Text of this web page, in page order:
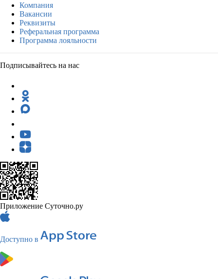
Компания
Вакансии
Реквизиты
Реферальная программа
Программа лояльности
Подписывайтесь на нас
Приложение Суточно.ру
Доступно в